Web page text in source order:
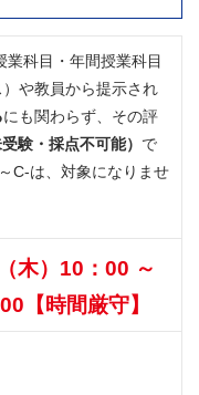
科目・年間授業科目
や教員から提示され
にも関わらず、その評
験・採点不可能） で
C-は、対象になりませ
木）10：00 ～
【時間厳守】